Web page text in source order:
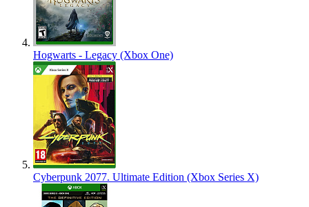
Hogwarts - Legacy (Xbox One)
Cyberpunk 2077. Ultimate Edition (Xbox Series X)